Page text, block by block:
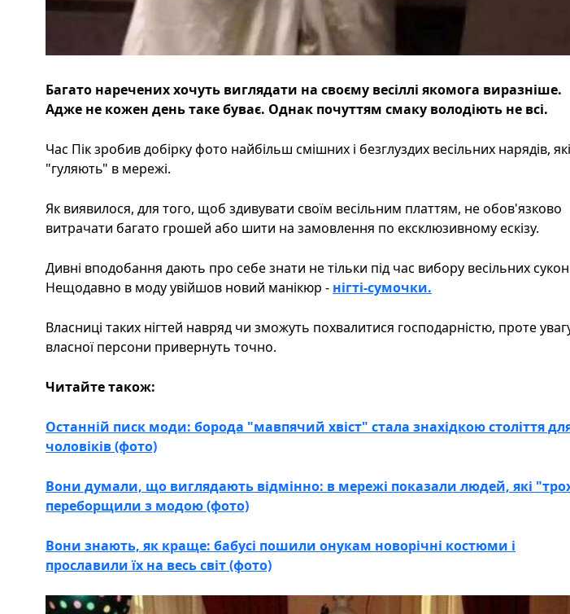
Багато наречених хочуть виглядати на своєму весіллі якомога виразніше.
Адже не кожен день таке буває. Однак почуттям смаку володіють не всі.
Час Пік зробив добірку фото найбільш смішних і безглуздих весільних нарядів, які
"гуляють" в мережі.
Як виявилося, для того, щоб здивувати своїм весільним платтям, не обов'язково
витрачати багато грошей або шити на замовлення по ексклюзивному ескізу.
Дивні вподобання дають про себе знати не тільки під час вибору весільних
Нещодавно в моду увійшов новий манікюр - нігті-сумочки.
Власниці таких нігтей навряд чи зможуть похвалитися господарністю, проте
власної персони привернуть точно.
Читайте також:
Останній писк моди: борода "мавпячий хвіст" стала знахідкою століття
чоловіків (фото)
Вони думали, що виглядають відмінно: в мережі показали людей, які
переборщили з модою (фото)
Вони знають, як краще: бабусі пошили онукам новорічні костюми і
прославили їх на весь світ (фото)